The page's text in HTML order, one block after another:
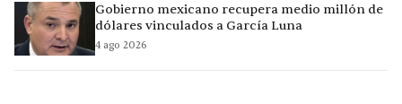
Gobierno mexicano recupera medio millón de
dólares vinculados a García Luna
4 ago 2026